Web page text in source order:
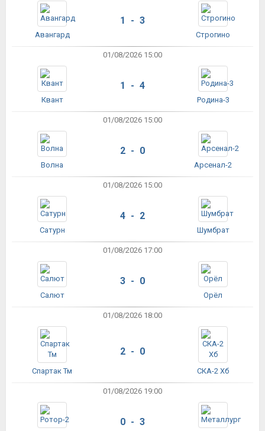
Авангард
1 - 3
Строгино
01/08/2026 15:00
Квант
1 - 4
Родина-3
01/08/2026 15:00
Волна
2 - 0
Арсенал-2
01/08/2026 15:00
Сатурн
4 - 2
Шумбрат
01/08/2026 17:00
Салют
3 - 0
Орёл
01/08/2026 18:00
Спартак Тм
2 - 0
СКА-2 Хб
01/08/2026 19:00
0 - 3